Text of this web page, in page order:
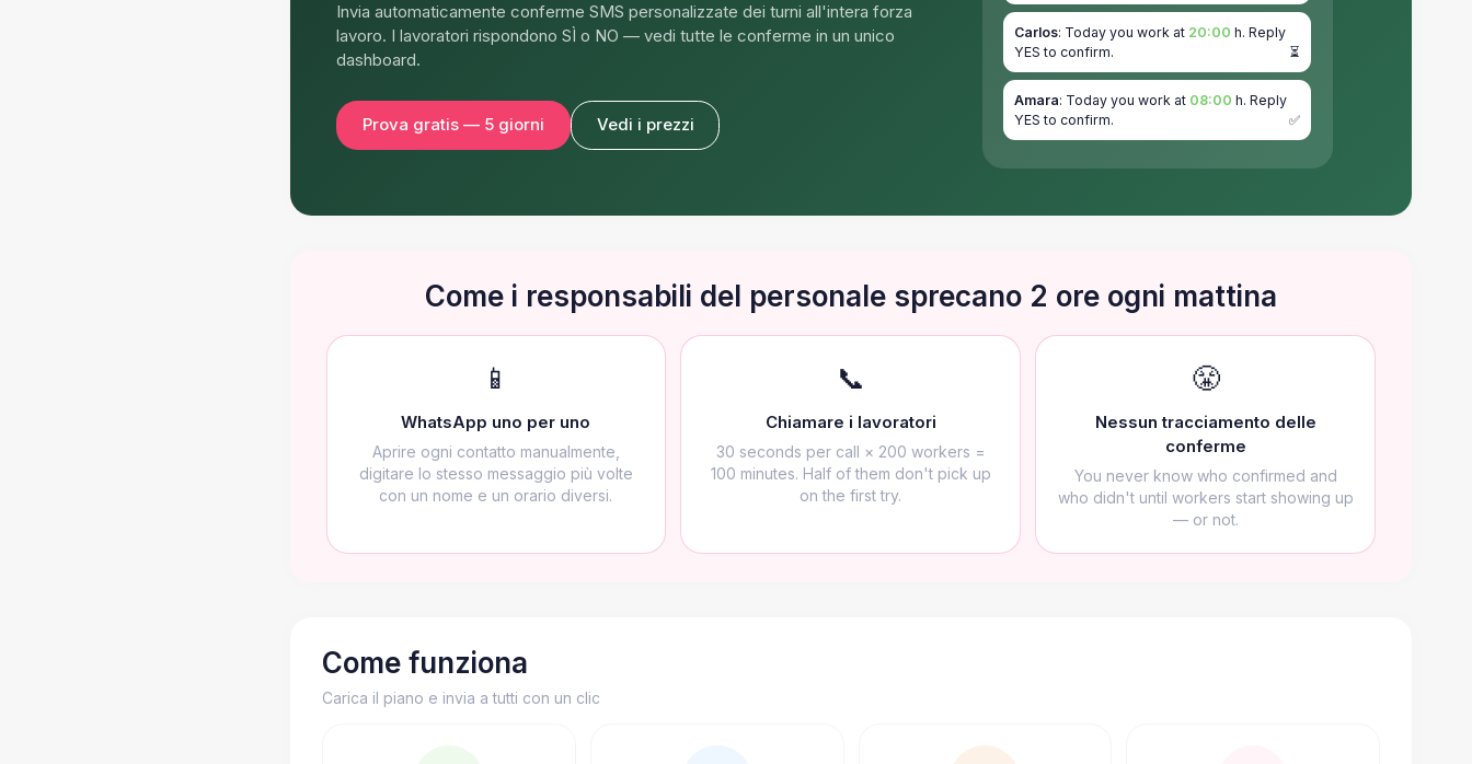
Invia automaticamente conferme SMS personalizzate dei turni all'intera forza
lavoro. I lavoratori rispondono SÌ o NO — vedi tutte le conferme in un unico
dashboard.
Prova gratis — 5 giorni Vedi i prezzi
Carlos: Today you work at 20:00 h. Reply
YES to confirm.
⏳
Amara: Today you work at 08:00 h. Reply
YES to confirm.
✅
Come i responsabili del personale sprecano 2 ore ogni mattina
📱
WhatsApp uno per uno
Aprire ogni contatto manualmente,
digitare lo stesso messaggio più volte
con un nome e un orario diversi.
📞
Chiamare i lavoratori
30 seconds per call × 200 workers =
100 minutes. Half of them don't pick up
on the first try.
😤
Nessun tracciamento delle
conferme
You never know who confirmed and
who didn't until workers start showing up
— or not.
Come funziona
Carica il piano e invia a tutti con un clic